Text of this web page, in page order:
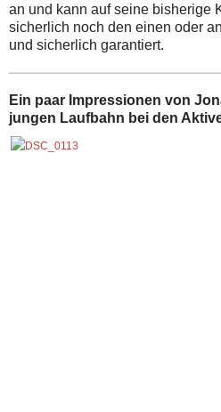
an und kann auf seine bisherige
sicherlich noch den einen oder
und sicherlich garantiert.
Ein paar Impressionen von
jungen Laufbahn bei den